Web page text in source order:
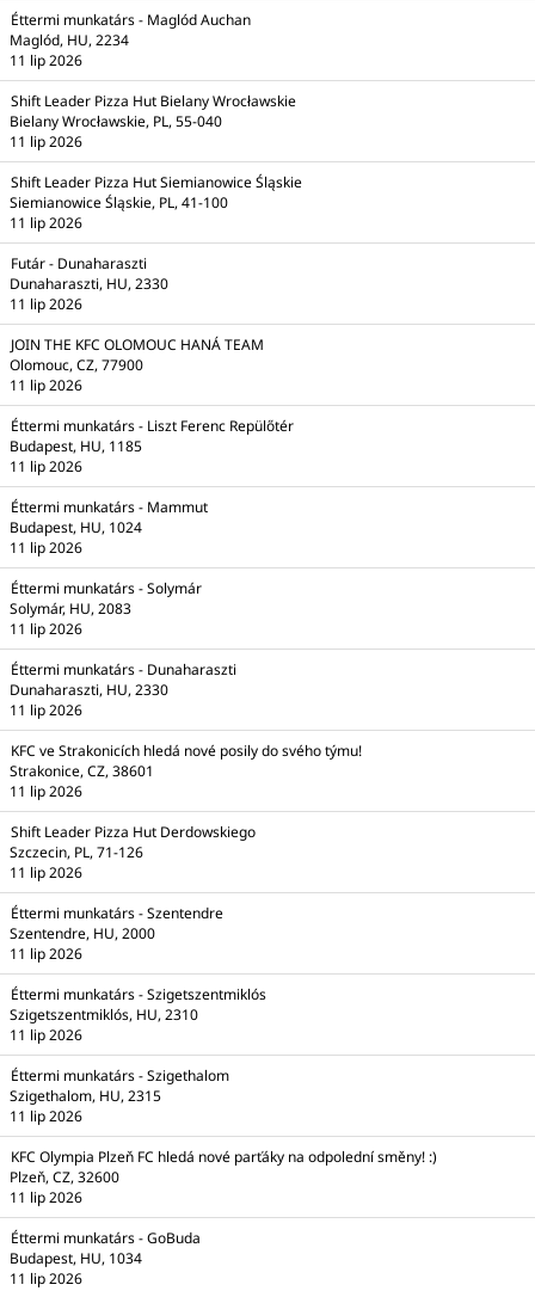
Éttermi munkatárs - Maglód Auchan
Maglód, HU, 2234
11 lip 2026
Shift Leader Pizza Hut Bielany Wrocławskie
Bielany Wrocławskie, PL, 55-040
11 lip 2026
Shift Leader Pizza Hut Siemianowice Śląskie
Siemianowice Śląskie, PL, 41-100
11 lip 2026
Futár - Dunaharaszti
Dunaharaszti, HU, 2330
11 lip 2026
JOIN THE KFC OLOMOUC HANÁ TEAM
Olomouc, CZ, 77900
11 lip 2026
Éttermi munkatárs - Liszt Ferenc Repülőtér
Budapest, HU, 1185
11 lip 2026
Éttermi munkatárs - Mammut
Budapest, HU, 1024
11 lip 2026
Éttermi munkatárs - Solymár
Solymár, HU, 2083
11 lip 2026
Éttermi munkatárs - Dunaharaszti
Dunaharaszti, HU, 2330
11 lip 2026
KFC ve Strakonicích hledá nové posily do svého týmu!
Strakonice, CZ, 38601
11 lip 2026
Shift Leader Pizza Hut Derdowskiego
Szczecin, PL, 71-126
11 lip 2026
Éttermi munkatárs - Szentendre
Szentendre, HU, 2000
11 lip 2026
Éttermi munkatárs - Szigetszentmiklós
Szigetszentmiklós, HU, 2310
11 lip 2026
Éttermi munkatárs - Szigethalom
Szigethalom, HU, 2315
11 lip 2026
KFC Olympia Plzeň FC hledá nové parťáky na odpolední směny! :)
Plzeň, CZ, 32600
11 lip 2026
Éttermi munkatárs - GoBuda
Budapest, HU, 1034
11 lip 2026